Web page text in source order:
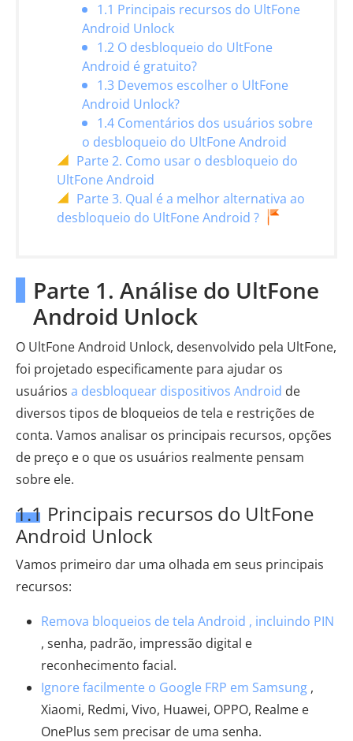
1.1 Principais recursos do UltFone
Android Unlock
1.2 O desbloqueio do UltFone
Android é gratuito?
1.3 Devemos escolher o UltFone
Android Unlock?
1.4 Comentários dos usuários sobre
o desbloqueio do UltFone Android
Parte 2. Como usar o desbloqueio do
UltFone Android
Parte 3. Qual é a melhor alternativa ao
desbloqueio do UltFone Android ?
Parte 1. Análise do UltFone
Android Unlock
O UltFone Android Unlock, desenvolvido pela UltFone,
foi projetado especificamente para ajudar os
usuários a desbloquear dispositivos Android de
diversos tipos de bloqueios de tela e restrições de
conta. Vamos analisar os principais recursos, opções
de preço e o que os usuários realmente pensam
sobre ele.
1.1 Principais recursos do UltFone
Android Unlock
Vamos primeiro dar uma olhada em seus principais
recursos:
Remova bloqueios de tela Android , incluindo PIN
, senha, padrão, impressão digital e
reconhecimento facial.
Ignore facilmente o Google FRP em Samsung ,
Xiaomi, Redmi, Vivo, Huawei, OPPO, Realme e
OnePlus sem precisar de uma senha.